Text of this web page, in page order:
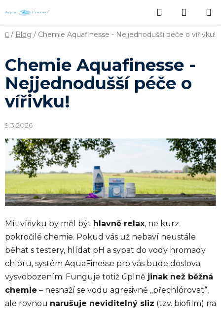
na
obsah
Hledat
KOŠÍK
Domů
/ Blog / Chemie Aquafinesse - Nejjednodušší péče o vířivku!
Chemie Aquafinesse -
Nejjednodušší péče o
vířivku!
9.3.2026
Mít vířivku by měl být hlavně relax, ne kurz
pokročilé chemie. Pokud vás už nebaví neustále
běhat s testery, hlídat pH a sypat do vody hromady
chlóru, systém AquaFinesse pro vás bude doslova
vysvobozením. Funguje totiž úplně jinak než běžná
chemie – nesnaží se vodu agresivně „přechlórovat“,
ale rovnou narušuje neviditelný sliz (tzv. biofilm) na